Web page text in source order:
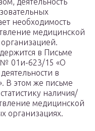
необходимость
медицинской
в Письме
№ 01и-623/15 «О
в
В этом же письме
наличия/
медицинской
организациях.